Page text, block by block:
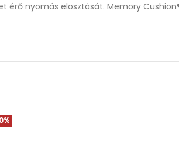
érő nyomás elosztását. Memory